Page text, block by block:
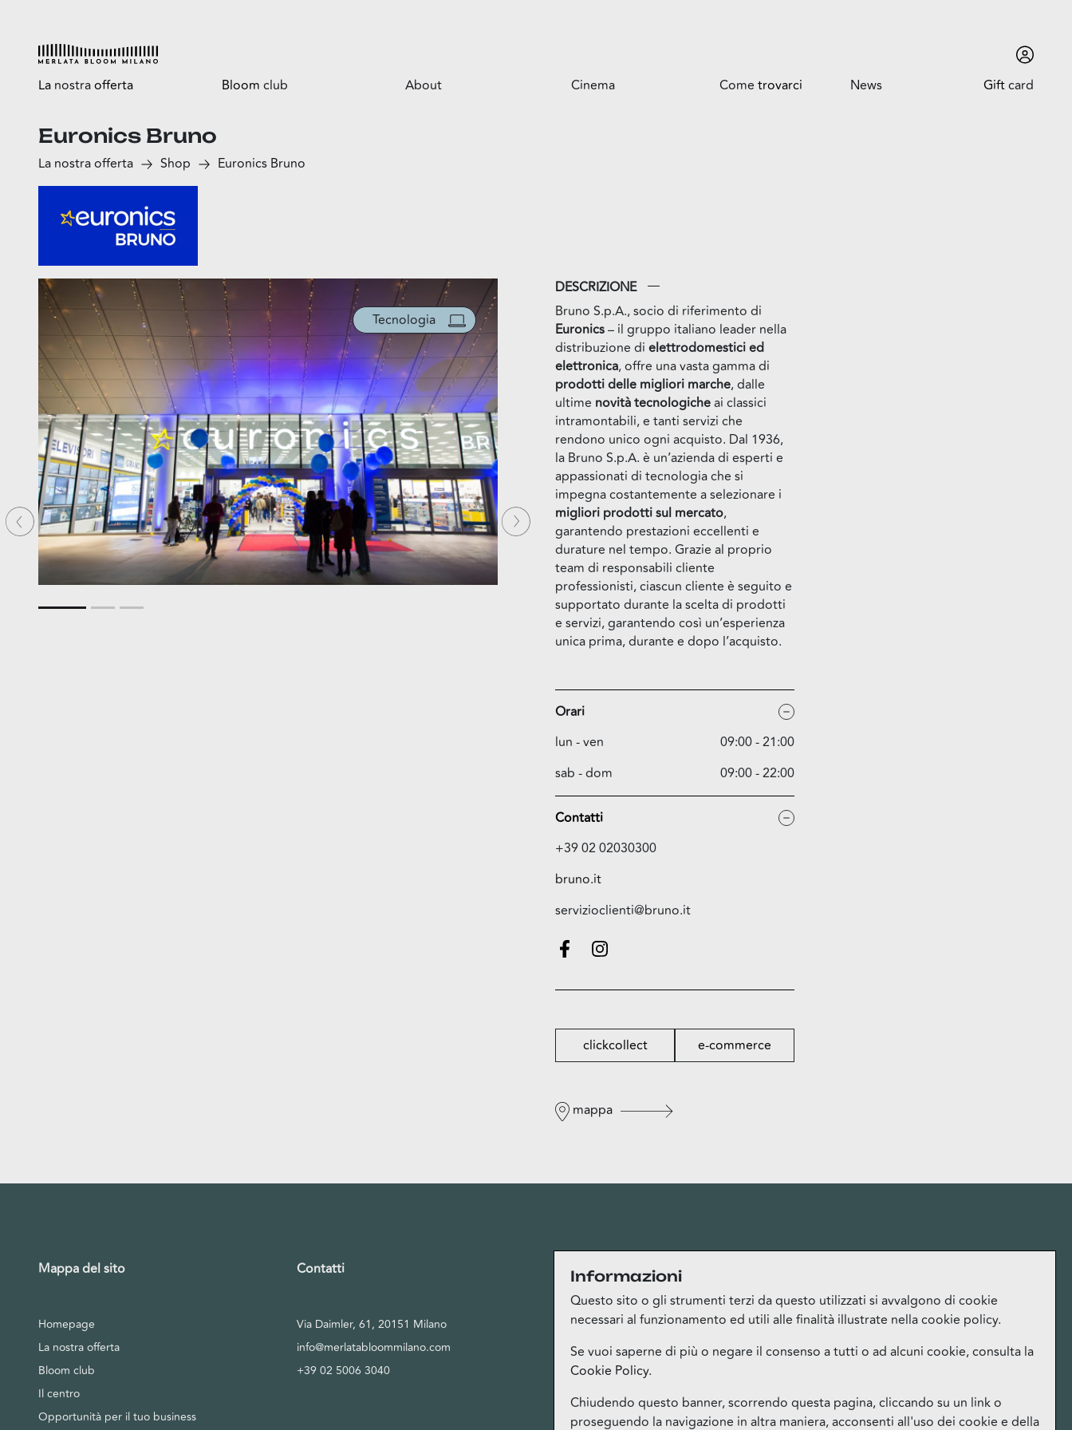
La nostraofferta
Esplora
Shop
Esselunga
Bloom club
Bloomtasty
About Cinema Come trovarci News Giftcard
Euronics Bruno
La nostra offerta Shop Euronics Bruno
Precedente Successiva
Tecnologia
DESCRIZIONE
Bruno S.p.A., socio di riferimento di
Euronics– il gruppo italiano leader nella
distribuzione di elettrodomestici ed
elettronica, offre una vasta gamma di
prodotti delle migliori marche, dalle
ultime novità tecnologicheai classici
intramontabili, e tanti servizi che
rendono unico ogni acquisto. Dal 1936,
la Bruno S.p.A. è un’azienda di esperti e
appassionati di tecnologia che si
impegna costantemente a selezionare i
migliori prodotti sul mercato,
garantendo prestazioni eccellenti e
durature nel tempo. Grazie al proprio
team di responsabili cliente
professionisti, ciascun cliente è seguito e
supportato durante la scelta di prodotti
e servizi, garantendo così un’esperienza
unica prima, durante e dopo l’acquisto.
Orari
lun - ven
09:00 - 21:00
sab - dom
09:00 - 22:00
Contatti
+39 02 02030300
bruno.it
servizioclienti@bruno.it
clickcollect e-commerce
mappa
Informazioni
Questo sito o gli strumenti terzi da questo utilizzati si avvalgono di cookie
necessari al funzionamento ed utili alle finalità illustrate nella cookie policy.
Se vuoi saperne di più o negare il consenso a tutti o ad alcuni cookie, consulta la
Cookie Policy.
Chiudendo questo banner, scorrendo questa pagina, cliccando su un link o
proseguendo la navigazione in altra maniera, acconsenti all'uso dei cookie e della
Mappa del sito
Homepage
La nostra offerta
Bloom club
Il centro
Opportunità per il tuo business
Contatti
Via Daimler, 61, 20151 Milano
info@merlatabloommilano.com
+39 02 5006 3040
Privacy
Privacy Policy
Cookie Policy
Termini del servizio Bloom Club
Gestione cookie
Lavora con noi
Ufficio Stampa
Instagram
Facebook